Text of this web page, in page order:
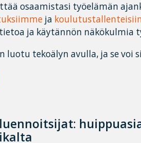
osaamistasi työelämän
ja
ja käytännön näkökulmia
luotu tekoälyn avulla, ja se voi
luennoitsijat: